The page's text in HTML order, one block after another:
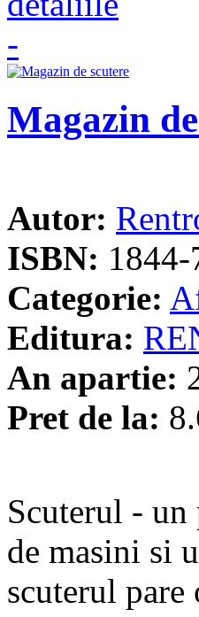
Magazin
Autor:
ISBN: 1844-
Categorie:
Editura:
An apartie:
Pret de la:
Scuterul - un
de masini si
scuterul pare